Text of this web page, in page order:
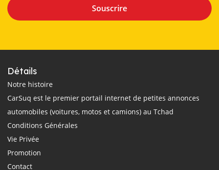
Souscrire
Détails
Notre histoire
CarSuq est le premier portail internet de petites annonces
automobiles (voitures, motos et camions) au Tchad
Conditions Générales
Vie Privée
Promotion
Contact